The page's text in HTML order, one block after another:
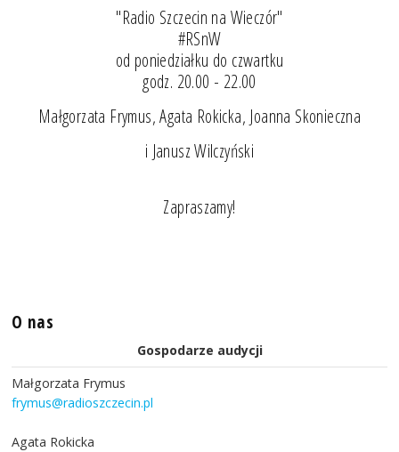
"Radio Szczecin na Wieczór"
#RSnW
od poniedziałku do czwartku
godz. 20.00 - 22.00
Małgorzata Frymus, Agata Rokicka, Joanna Skonieczna
i Janusz Wilczyński
Zapraszamy!
O nas
Gospodarze audycji
Małgorzata Frymus
frymus@radioszczecin.pl
Agata Rokicka